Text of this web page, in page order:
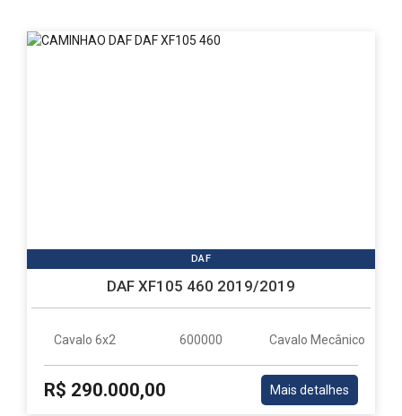
DAF
DAF XF105 460 2019/2019
Cavalo 6x2 600000 Cavalo Mecânico
R$ 290.000,00 Mais detalhes